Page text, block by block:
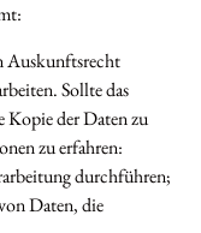
Auskunftsrecht
Sollte das
Kopie der Daten zu
zu erfahren:
durchführen;
Daten, die